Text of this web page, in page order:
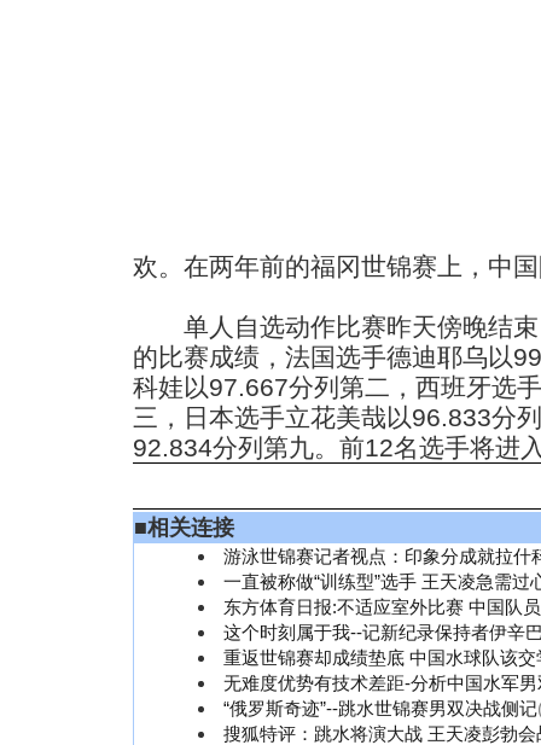
欢。在两年前的福冈世锦赛上，中
单人自选动作比赛昨天傍晚结束
的比赛成绩，法国选手德迪耶乌以
科娃以97.667分列第二，西班牙选
三，日本选手立花美哉以96.833分
92.834分列第九。前12名选手将进
■相关连接
游泳世锦赛记者视点：印象分成就拉什
一直被称做“训练型”选手 王天凌急需过
东方体育日报:不适应室外比赛 中国队
这个时刻属于我--记新纪录保持者伊辛
重返世锦赛却成绩垫底 中国水球队该
无难度优势有技术差距-分析中国水军
“俄罗斯奇迹”--跳水世锦赛男双决战侧记
搜狐特评：跳水将演大战 王天凌彭勃会